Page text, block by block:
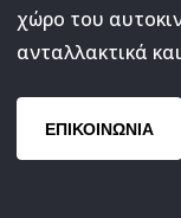
χώρο του
ανταλλακτικά
ΕΠΙΚΟΙΝΩΝΙΑ